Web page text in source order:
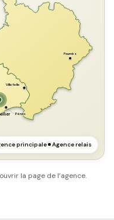
Pérols
Fournès
Villetelle
principale Agence relais
la page de l’agence.